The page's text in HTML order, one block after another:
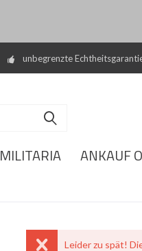
unbegrenzte
MILITARIA ANKAUF
Leider zu spät!